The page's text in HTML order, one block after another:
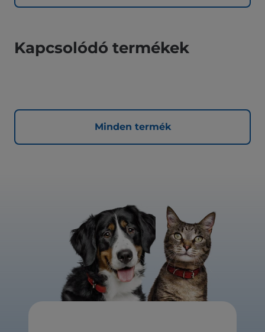
Kapcsolódó termékek
Minden termék